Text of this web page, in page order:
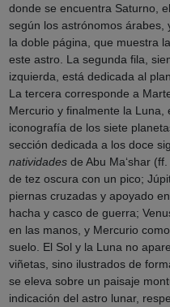
donde se encuentra Saturno,
según los astrónomos árabes,
la doble página, que muestra
este astro. La segunda fila,
izquierda, está dedicada al
La tercera corresponde a
Mercurio y finalmente la
iconografía de los siete
sección dedicada a los doce
natividadesde Abu Ma‘shar
de tez oscura con un pico;
piernas cruzadas y apoyado
hacha y casco de guerra;
en las manos, y Mercurio
suelo. El Sol y la Luna no
viñetas, sino ilustrados de
se eleva sobre un paisaje
indicación del astro lunar,